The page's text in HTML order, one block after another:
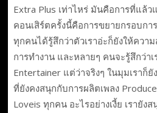
Extra Plus เท่าไหร่ มันคือการที่แล้
คอนเสิร์ตครั้งนี้คือการขยายกรอบกา
ทุกคนได้รู้สึกว่าตัวเราอ่ะก็ยังให้ควา
การทำงาน และหลายๆ คนจะรู้สึกว่า
Entertainer แต่ว่าจริงๆ ในมุมเราก็
ที่ยังคงสนุกกับการผลิตเพลง
Loveis ทุกคน อะไรอย่างเงี้ย เรายัง